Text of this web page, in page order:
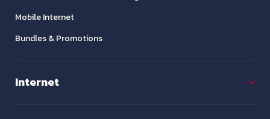
Mobile Internet
Bundles & Promotions
Internet